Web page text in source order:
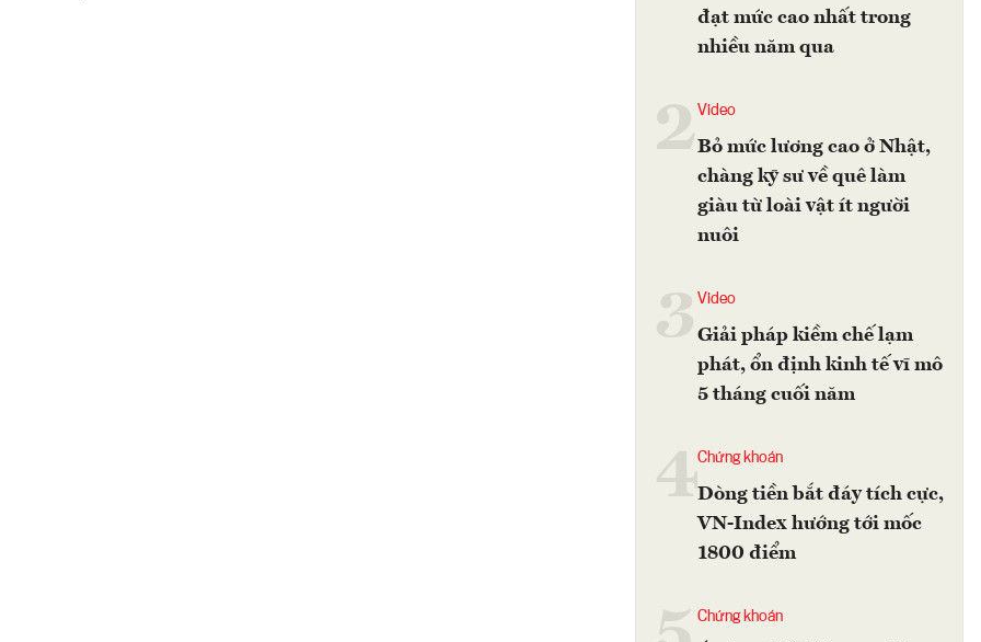
đạt mức cao nhất trong
nhiều năm qua
2Video
Bỏ mức lương cao ở Nhật,
chàng kỹ sư về quê làm
giàu từ loài vật ít người
nuôi
Video
Giải pháp kiềm chế lạm
phát, ổn định kinh tế vĩ mô
5 tháng cuối năm
4Chứng khoán
Dòng tiền bắt đáy tích cực,
VN-Index hướng tới mốc
1800 điểm
Chứng khoán